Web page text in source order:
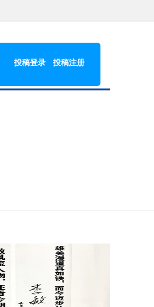
投稿登录 投稿注册